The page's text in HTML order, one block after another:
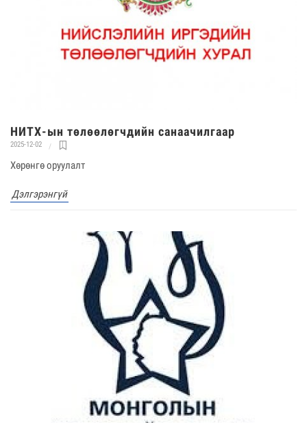
НИТХ-ын төлөөлөгчдийн санаачилгаар
2025-12-02
Хөрөнгө оруулалт
Дэлгэрэнгүй